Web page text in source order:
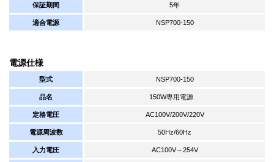
保証期間 5年
適合電源 NSP700-150
電源仕様
型式 NSP700-150
品名 150W専用電源
定格電圧 AC100V/200V/220V
電源周波数 50Hz/60Hz
入力電圧 AC100V～254V